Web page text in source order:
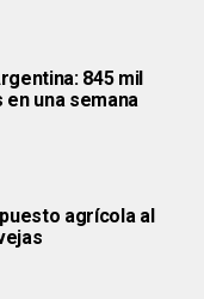
845 mil
una semana
agrícola al